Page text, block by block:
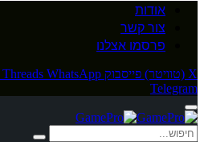
אודות
צור קשר
פרסמו אצלנו
X (טוויטר) פייסבוק Threads WhatsApp
Telegram